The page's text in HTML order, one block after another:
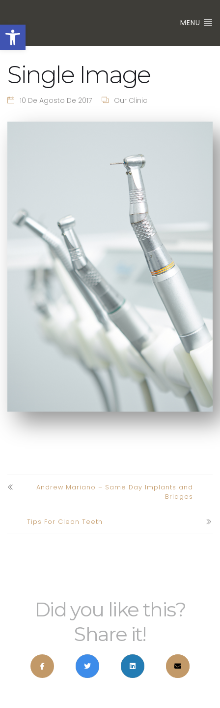
Abrir barra de MENU
Single Image
10 De Agosto De 2017 Our Clinic
Andrew Mariano – Same Day Implants and
Bridges
Tips For Clean Teeth
Did you like this?
Share it!